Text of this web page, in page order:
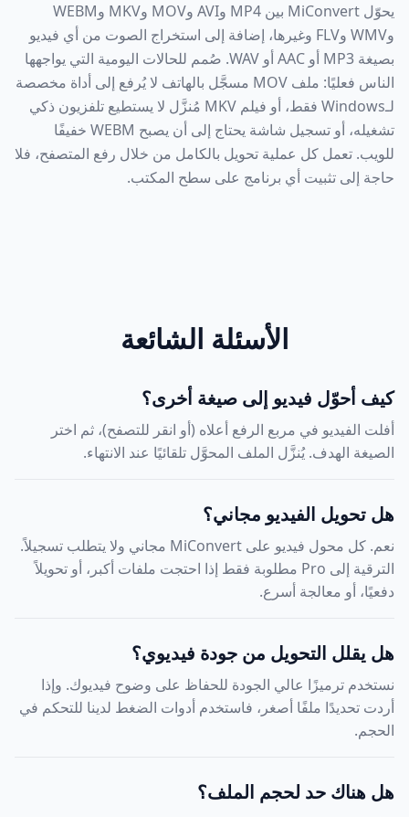
يحوّل MiConvert بين MP4 وAVI وMOV وMKV وWEBM
وWMV وFLV وغيرها، إضافة إلى استخراج الصوت من أي فيديو
بصيغة MP3 أو AAC أو WAV. صُمم للحالات اليومية التي يواجهها
الناس فعليًا: ملف MOV مسجَّل بالهاتف لا يُرفع إلى أداة مخصصة
لـWindows فقط، أو فيلم MKV مُنزَّل لا يستطيع تلفزيون ذكي
تشغيله، أو تسجيل شاشة يحتاج إلى أن يصبح WEBM خفيفًا
للويب. تعمل كل عملية تحويل بالكامل من خلال رفع المتصفح، فلا
حاجة إلى تثبيت أي برنامج على سطح المكتب.
الأسئلة الشائعة
كيف أحوّل فيديو إلى صيغة أخرى؟
أفلت الفيديو في مربع الرفع أعلاه (أو انقر للتصفح)، ثم اختر
الصيغة الهدف. يُنزَّل الملف المحوَّل تلقائيًا عند الانتهاء.
هل تحويل الفيديو مجاني؟
نعم. كل محول فيديو على MiConvert مجاني ولا يتطلب تسجيلاً.
الترقية إلى Pro مطلوبة فقط إذا احتجت ملفات أكبر، أو تحويلاً
دفعيًا، أو معالجة أسرع.
هل يقلل التحويل من جودة فيديوي؟
نستخدم ترميزًا عالي الجودة للحفاظ على وضوح فيديوك. وإذا
أردت تحديدًا ملفًا أصغر، فاستخدم أدوات الضغط لدينا للتحكم في
الحجم.
هل هناك حد لحجم الملف؟